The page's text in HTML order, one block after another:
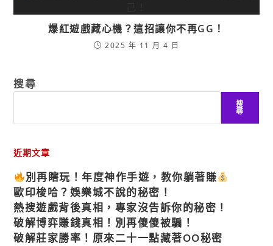
爆紅遊戲藏心機？這招讓你不再GG！
2025 年 11 月 4 日
搜尋
搜
尋
近期文章
別再瞎玩！年度神作手遊，教你躺著賺
歐印梭哈？娛樂城不說的秘密！
熱搜遊戲背後真相，專家沒告訴你的秘密！
破解博弈賺錢真相！別再傻傻被騙！
破解莊家勝率！原來二十一點藏著OO秘密